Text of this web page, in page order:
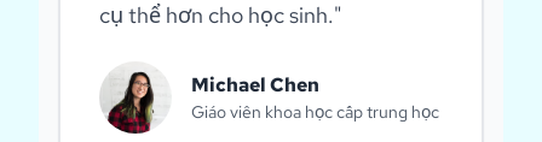
cụ thể hơn cho học sinh."
Michael Chen
Giáo viên khoa học cấp trung học